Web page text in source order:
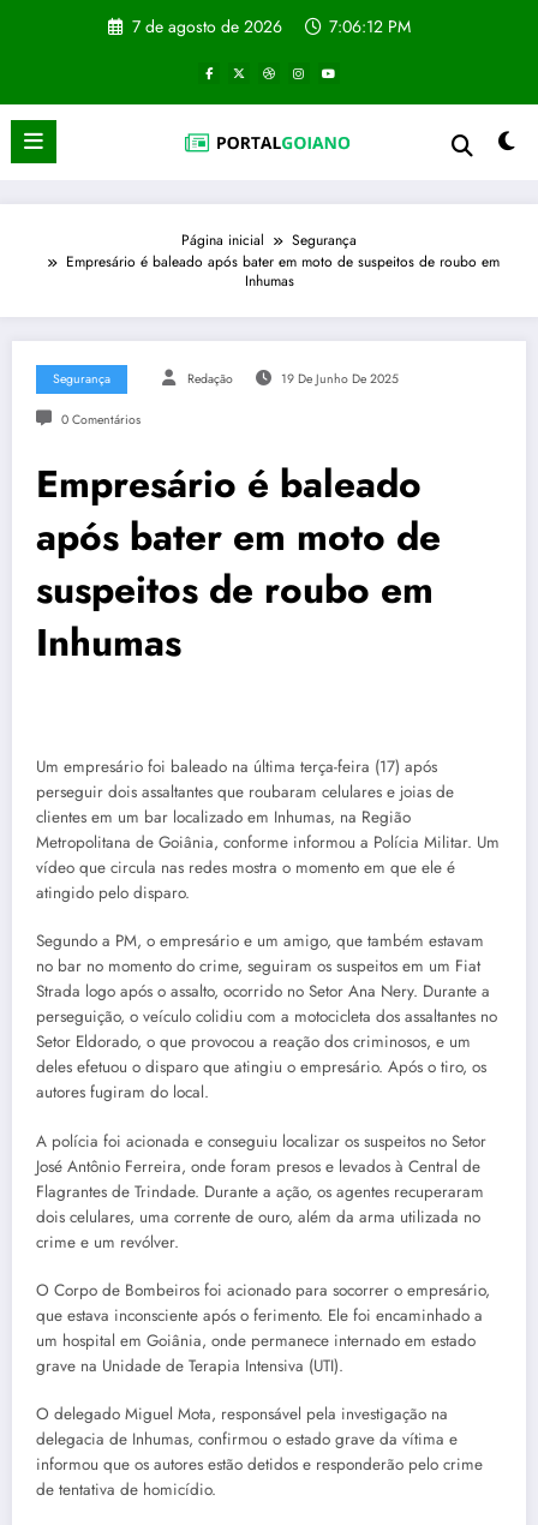
7 de agosto de 2026 7:06:13 PM
Página inicial
Segurança
Empresário é baleado após bater em moto de suspeitos de roubo em
Inhumas
Segurança Redação 19 De Junho De 2025
0 Comentários
Empresário é baleado
após bater em moto de
suspeitos de roubo em
Inhumas
Um empresário foi baleado na última terça-feira (17) após
perseguir dois assaltantes que roubaram celulares e joias de
clientes em um bar localizado em Inhumas, na Região
Metropolitana de Goiânia, conforme informou a Polícia Militar. Um
vídeo que circula nas redes mostra o momento em que ele é
atingido pelo disparo.
Segundo a PM, o empresário e um amigo, que também estavam
no bar no momento do crime, seguiram os suspeitos em um Fiat
Strada logo após o assalto, ocorrido no Setor Ana Nery. Durante a
perseguição, o veículo colidiu com a motocicleta dos assaltantes no
Setor Eldorado, o que provocou a reação dos criminosos, e um
deles efetuou o disparo que atingiu o empresário. Após o tiro, os
autores fugiram do local.
A polícia foi acionada e conseguiu localizar os suspeitos no Setor
José Antônio Ferreira, onde foram presos e levados à Central de
Flagrantes de Trindade. Durante a ação, os agentes recuperaram
dois celulares, uma corrente de ouro, além da arma utilizada no
crime e um revólver.
O Corpo de Bombeiros foi acionado para socorrer o empresário,
que estava inconsciente após o ferimento. Ele foi encaminhado a
um hospital em Goiânia, onde permanece internado em estado
grave na Unidade de Terapia Intensiva (UTI).
O delegado Miguel Mota, responsável pela investigação na
delegacia de Inhumas, confirmou o estado grave da vítima e
informou que os autores estão detidos e responderão pelo crime
de tentativa de homicídio.